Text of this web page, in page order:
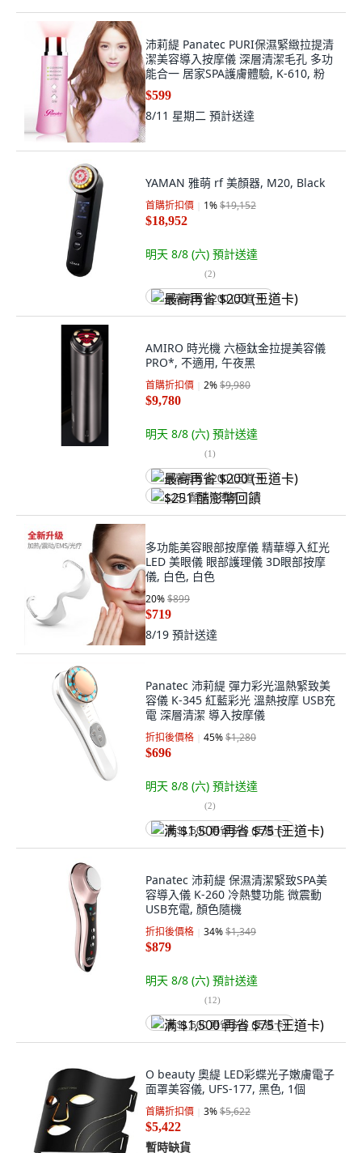
沛莉緹 Panatec PURI保濕緊緻拉提清
潔美容導入按摩儀 深層清潔毛孔 多功
能合一 居家SPA護膚體驗, K-610, 粉
$599
8/11 星期二 預計送達
YAMAN 雅萌 rf 美顏器, M20, Black
首購折扣價 1%$19,152
$18,952
明天 8/8 (六) 預計送達
(2)
最高再省 $200 (王道卡)
AMIRO 時光機 六極鈦金拉提美容儀
PRO*, 不適用, 午夜黑
首購折扣價 2%$9,980
$9,780
明天 8/8 (六) 預計送達
(1)
最高再省 $200 (王道卡)
$251 酷澎幣回饋
多功能美容眼部按摩儀 精華導入紅光
LED 美眼儀 眼部護理儀 3D眼部按摩
儀, 白色, 白色
20%$899
$719
8/19 預計送達
Panatec 沛莉緹 彈力彩光溫熱緊致美
容儀 K-345 紅藍彩光 溫熱按摩 USB充
電 深層清潔 導入按摩儀
折扣後價格 45%$1,280
$696
明天 8/8 (六) 預計送達
(2)
满 $1,500 再省 $75 (王道卡)
Panatec 沛莉緹 保濕清潔緊致SPA美
容導入儀 K-260 冷熱雙功能 微震動
USB充電, 顏色隨機
折扣後價格 34%$1,349
$879
明天 8/8 (六) 預計送達
(12)
满 $1,500 再省 $75 (王道卡)
O beauty 奧緹 LED彩蝶光子嫩膚電子
面罩美容儀, UFS-177, 黑色, 1個
首購折扣價 3%$5,622
$5,422
暫時缺貨